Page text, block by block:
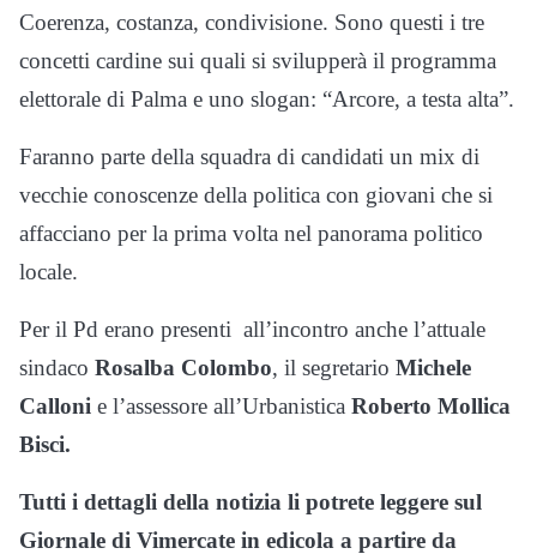
Coerenza, costanza, condivisione. Sono questi i tre
concetti cardine sui quali si svilupperà il programma
elettorale di Palma e uno slogan: “Arcore, a testa alta”.
Faranno parte della squadra di candidati un mix di
vecchie conoscenze della politica con giovani che si
affacciano per la prima volta nel panorama politico
locale.
Per il Pd erano presenti all’incontro anche l’attuale
sindaco Rosalba Colombo, il segretario Michele
Calloni e l’assessore all’Urbanistica Roberto Mollica
Bisci.
Tutti i dettagli della notizia li potrete leggere sul
Giornale di Vimercate in edicola a partire da